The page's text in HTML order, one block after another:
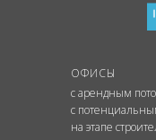
ОФИСЫ
с арендным
с
на этапе